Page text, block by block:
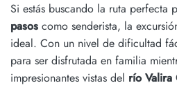
Si estás buscando la ruta perfecta
pasos como senderista, la
ideal. Con un nivel de dificultad
para ser disfrutada en familia
impresionantes vistas del río Valira